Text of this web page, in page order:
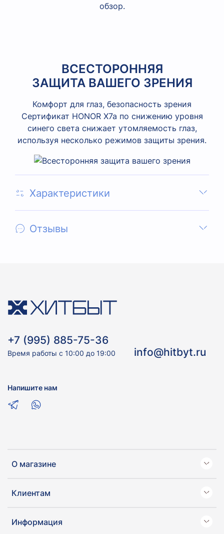
обзор.
ВСЕСТОРОННЯЯ
ЗАЩИТА ВАШЕГО ЗРЕНИЯ
Комфорт для глаз, безопасность зрения
Сертификат HONOR X7a по снижению уровня
синего света снижает утомляемость глаз,
используя несколько режимов защиты зрения.
Характеристики
Отзывы
О магазине
Клиентам
Информация
+7 (995) 885-75-36
Время работы с 10:00 до 19:00 info@hitbyt.ru
Напишите нам